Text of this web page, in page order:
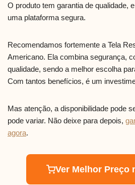
O produto tem garantia de qualidade,
uma plataforma segura.
Recomendamos fortemente a Tela
Americano. Ela combina segurança,
qualidade, sendo a melhor escolha
Com tantos benefícios, é um
Mas atenção, a disponibilidade pode
pode variar. Não deixe para depois,
agora.
Ver Melhor Preço